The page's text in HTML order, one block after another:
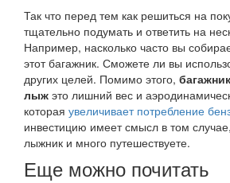
Так что перед тем как решиться на
тщательно подумать и ответить на
Например, насколько часто вы
этот багажник. Сможете ли вы
других целей. Помимо этого,
лыж это лишний вес и
которая увеличивает потребление
инвестицию имеет смысл в том
лыжник и много путешествуете.
Еще можно почитать